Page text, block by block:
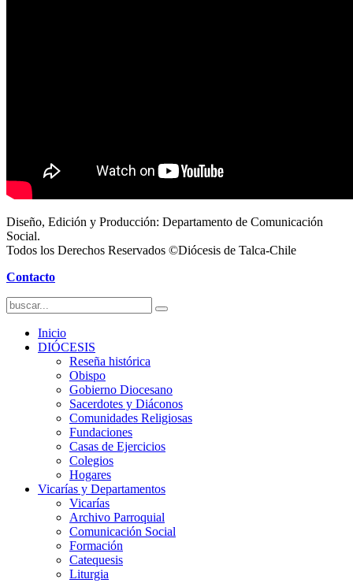
Diseño, Edición y Producción: Departamento de Comunicación
Social.
Todos los Derechos Reservados ©Diócesis de Talca-Chile
Contacto
Inicio
DIÓCESIS
Reseña histórica
Obispo
Gobierno Diocesano
Sacerdotes y Diáconos
Comunidades Religiosas
Fundaciones
Casas de Ejercicios
Colegios
Hogares
Vicarías y Departamentos
Vicarías
Archivo Parroquial
Comunicación Social
Formación
Catequesis
Liturgia